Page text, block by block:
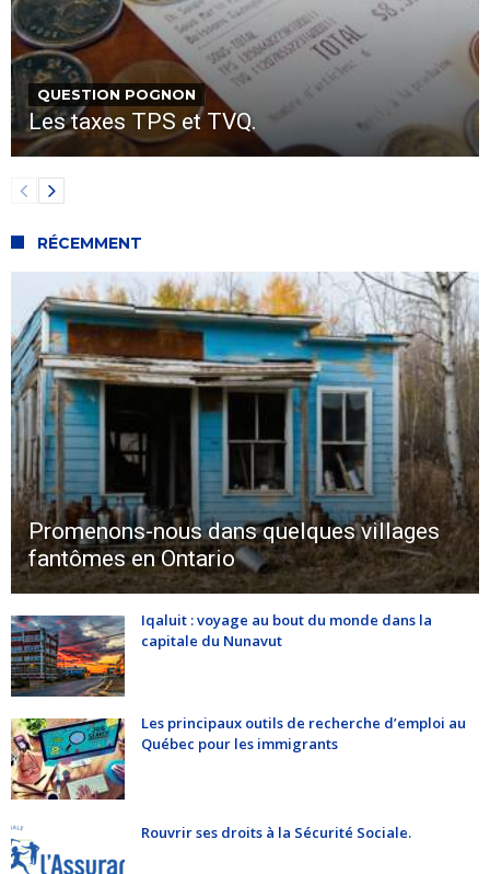
QUESTION POGNON
Les taxes TPS et TVQ.
RÉCEMMENT
Promenons-nous dans quelques villages
fantômes en Ontario
Iqaluit : voyage au bout du monde dans la
capitale du Nunavut
Les principaux outils de recherche d’emploi au
Québec pour les immigrants
Rouvrir ses droits à la Sécurité Sociale.